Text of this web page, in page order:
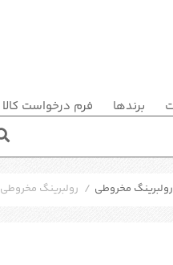
برندها فرم درخواست کالا
رولبرینگ مخروطی / رولبرینگ مخروطی SKF 32044 X/DFC720